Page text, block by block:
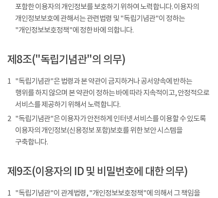
포함한 이용자의 개인정보를 보호하기 위하여 노력합니다. 이용자의
개인정보보호에 관해서는 관련법령 및 "독립기념관"이 정하는
"개인정보보호정책"에 정한 바에 의합니다.
제8조("독립기념관"의 의무)
1 "독립기념관"은 법령과 본 약관이 금지하거나 공서양속에 반하는
행위를 하지 않으며 본 약관이 정하는 바에 따라 지속적이고, 안정적으로
서비스를 제공하기 위해서 노력합니다.
2 "독립기념관"은 이용자가 안전하게 인터넷 서비스를 이용할 수 있도록
이용자의 개인정보(신용정보 포함)보호를 위한 보안 시스템을
구축합니다.
제9조(이용자의 ID 및 비밀번호에 대한 의무)
1 "독립기념관"이 관계법령, "개인정보보호정책"에 의해서 그 책임을